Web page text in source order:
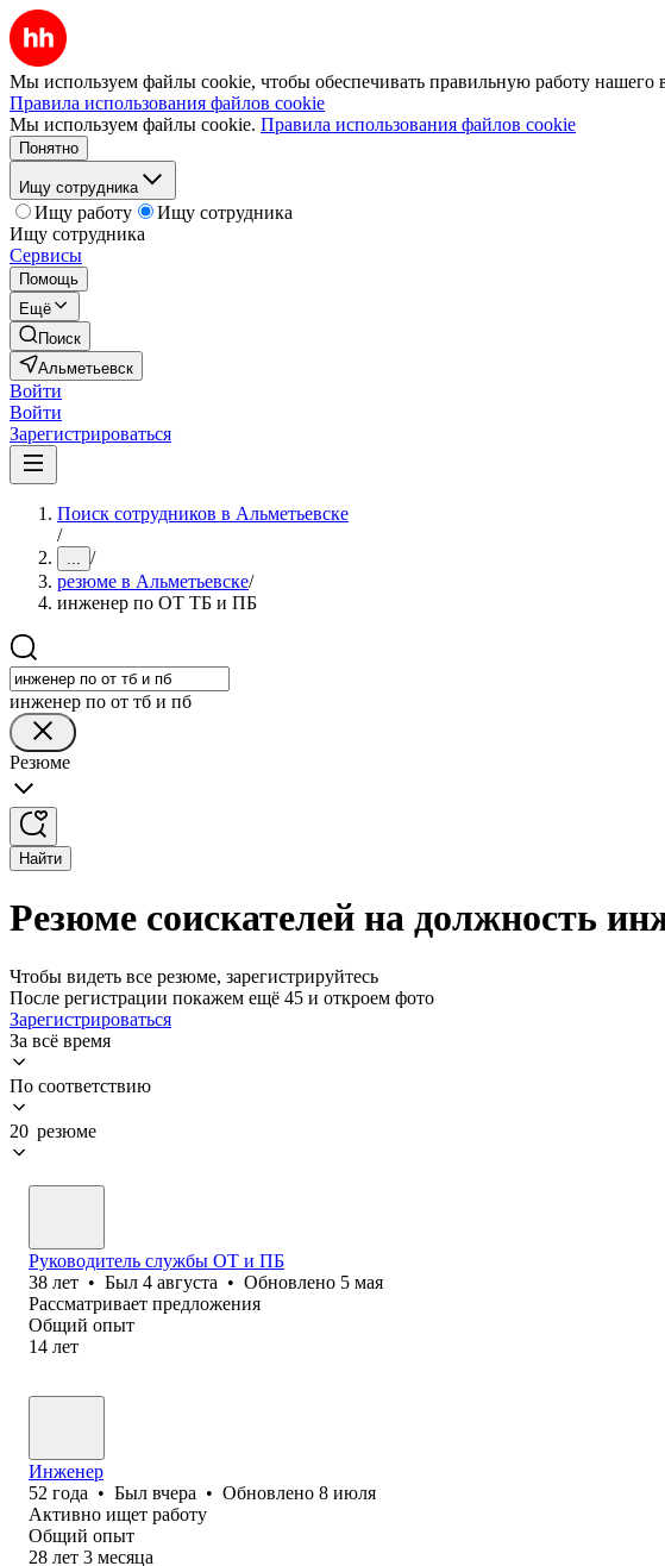
Мы используем файлы cookie, чтобы обеспечивать правильную работу нашего
Правила использования файлов cookie
Мы используем файлы cookie. Правила использования файлов cookie
Понятно
Ищу сотрудника
Ищу работу
Ищу сотрудника
Ищу сотрудника
Сервисы
Помощь
Ещё
Поиск
Альметьевск
Войти
Войти
Зарегистрироваться
Поиск сотрудников в Альметьевске
/
... /
резюме в Альметьевске/
инженер по ОТ ТБ и ПБ
инженер по от тб и пб
Резюме
Найти
Резюме соискателей на должность
Чтобы видеть все резюме, зарегистрируйтесь
После регистрации покажем ещё 45 и откроем фото
Зарегистрироваться
За всё время
По соответствию
20 резюме
Руководитель службы ОТ и ПБ
38 лет • Был 4 августа • Обновлено 5 мая
Рассматривает предложения
Общий опыт
14 лет
Инженер
52 года • Был вчера • Обновлено 8 июля
Активно ищет работу
Общий опыт
28 лет 3 месяца